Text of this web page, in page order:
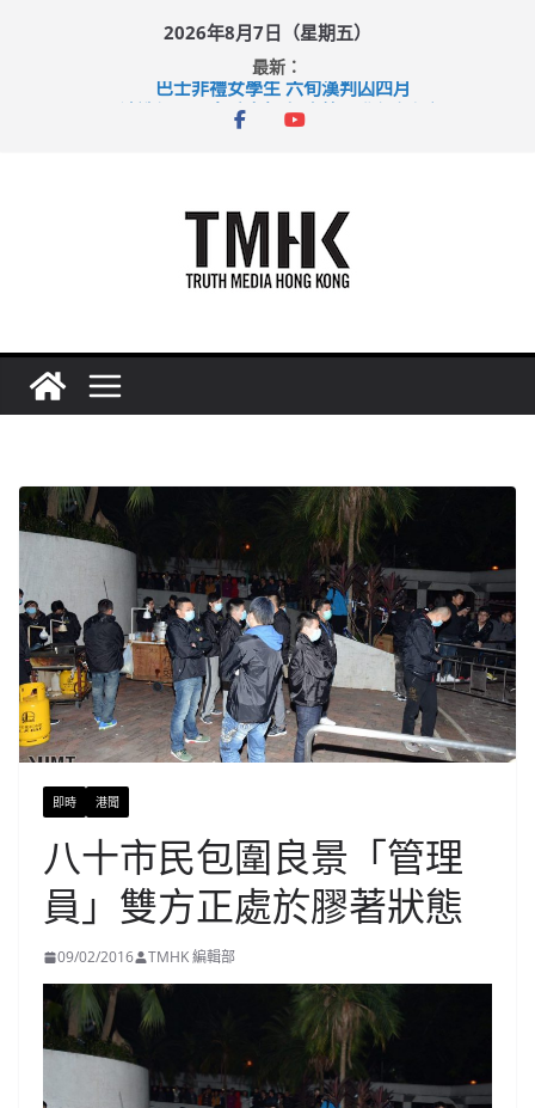
2026年8月7日（星期五）
最新：
巴士非禮女學生 六旬漢判囚四月
涉造假公屋富戶申報表 倉管員准保釋候訊
即時 港聞
八十市民包圍良景「管理
員」雙方正處於膠著狀態
09/02/2016 TMHK 編輯部